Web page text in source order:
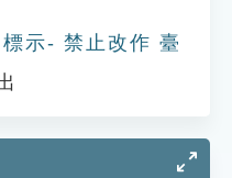
示- 禁止改作 臺